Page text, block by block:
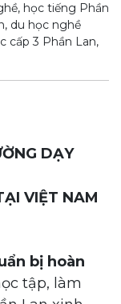
học tiếng Phần
du học nghề
cấp 3 Phần Lan,
DẠY
VIỆT NAM
bị hoàn
tập, làm